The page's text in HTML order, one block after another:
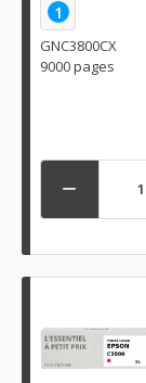
1
GNC3800CX
9000 pages
